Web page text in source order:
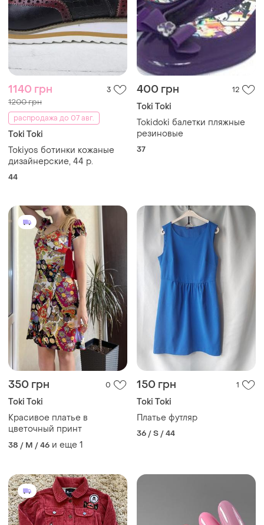
1140 грн 3
1200 грн
распродажа до 07 авг.
Toki Toki
Tokiyos ботинки кожаные
дизайнерские, 44 р.
44
400 грн 12
Toki Toki
Tokidoki балетки пляжные
резиновые
37
350 грн 0
Toki Toki
Красивое платье в
цветочный принт
38 / M / 46 и еще 1
150 грн 1
Toki Toki
Платье футляр
36 / S / 44